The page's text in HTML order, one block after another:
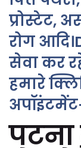
प्रोस्टेट,
रोग
सेवा कर
हमारे
पटना